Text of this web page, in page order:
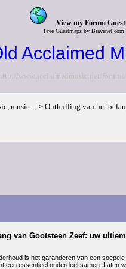
View my Forum
Free Guestmaps by Bravenet.com
Acclaimed
www.acclaimedmusic.net/
music... > Onthulling van het
van Gootsteen Zeef: uw
is het garanderen van een
een essentieel onderdeel samen. Laten